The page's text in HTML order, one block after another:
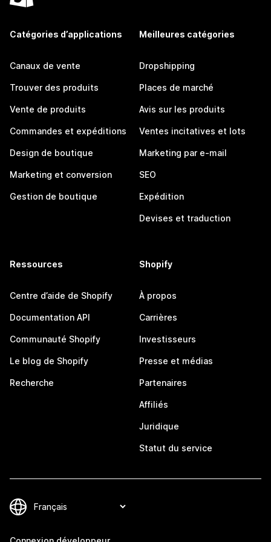
Catégories d’applications
Canaux de vente
Trouver des produits
Vente de produits
Commandes et expéditions
Design de boutique
Marketing et conversion
Gestion de boutique
Meilleures catégories
Dropshipping
Places de marché
Avis sur les produits
Ventes incitatives et lots
Marketing par e-mail
SEO
Expédition
Devises et traduction
Ressources
Centre d’aide de Shopify
Documentation API
Communauté Shopify
Le blog de Shopify
Recherche
Shopify
À propos
Carrières
Investisseurs
Presse et médias
Partenaires
Affiliés
Juridique
Statut du service